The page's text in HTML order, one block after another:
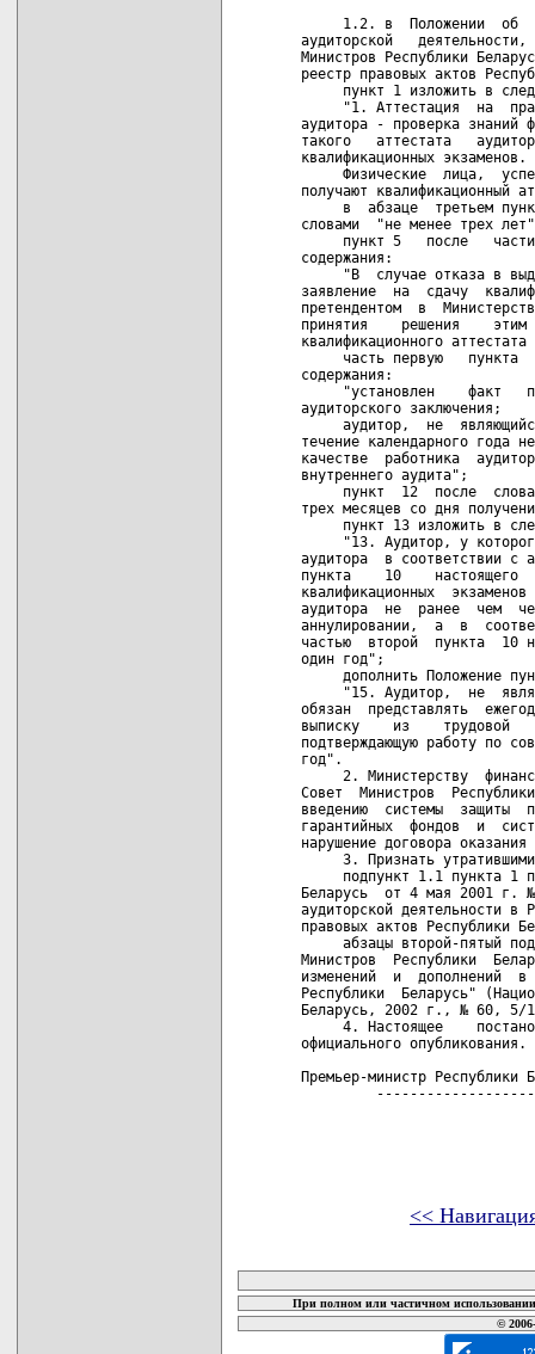
1.2. в  Положении  об
аудиторской
Министров Республики
реестр правовых актов
пункт 1 изложить в
"1. Аттестация  на
аудитора - проверка знаний
такого   аттестата
квалификационных экзаменов.
Физические  лица,
получают квалификационный
в  абзаце  третьем
словами  "не менее трех
пункт 5   после
содержания:
"В  случае отказа в
заявление  на  сдачу
претендентом  в
принятия    решения
квалификационного
часть первую   пункта
содержания:
"установлен    факт
аудиторского заключения;
аудитор,  не
течение календарного года
качестве  работника
внутреннего аудита";
пункт  12  после
трех месяцев со дня
пункт 13 изложить в
"13. Аудитор, у
аудитора  в соответствии с
пункта    10    настоящего
квалификационных
аудитора  не  ранее  чем
аннулировании,  а  в
частью  второй  пункта  10
один год";
дополнить Положение
"15. Аудитор,  не
обязан  представлять
выписку    из    трудовой
подтверждающую работу по
год".
2. Министерству
Совет  Министров
введению  системы  защиты
гарантийных  фондов  и
нарушение договора
3. Признать
подпункт 1.1 пункта 1
Беларусь  от 4 мая 2001 г. №
аудиторской деятельности в
правовых актов
абзацы второй-пятый
Министров  Республики
изменений  и  дополнений  в
Республики  Беларусь"
Беларусь, 2002 г., № 60, 5/
4. Настоящее
официального опубликования.
Премьер-министр
<<
При полном или частичном
©